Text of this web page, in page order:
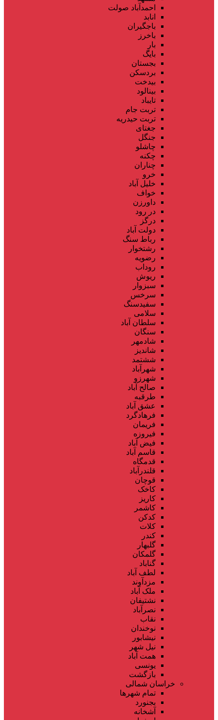
احمدآباد صولت
انابد
باجگیران
باخرز
بار
بایگ
بجستان
بردسکن
بیدخت
بینالود
تایباد
تربت جام
تربت حیدریه
جغتای
جنگل
چاشلو
چکنه
چناران
خرو
خلیل آباد
خواف
داورزن
در رود
درگز
دولت آباد
رباط سنگ
رشتخوار
رضویه
روداب
ریوش
سبزوار
سرخس
سفیدسنگ
سلامی
سلطان آباد
سنگان
شادمهر
شاندیز
ششتمد
شهرآباد
شهرزو
صالح آباد
طرقبه
عشق آباد
فرهادگرد
فریمان
فیروزه
فیض آباد
قاسم آباد
قدمگاه
قلندرآباد
قوچان
کاخک
کاریز
کاشمر
کدکن
کلات
کندر
گلبهار
گلمکان
گناباد
لطف آباد
مزدآوند
ملک آباد
نشتیفان
نصرآباد
نقاب
نوخندان
نیشابور
نیل شهر
همت آباد
یونسی
بازگشت
خراسان شمالی
تمام شهر‌ها
بجنورد
آشخانه